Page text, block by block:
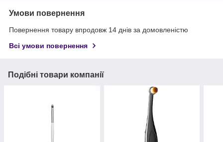
Умови повернення
Повернення товару впродовж 14 днів за домовленістю
Всі умови повернення
Подібні товари компанії